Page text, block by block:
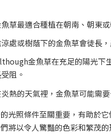
草最適合種植在朝南、朝東
處或樹蔭下的金魚草會徒長
金魚草在充足的陽光下
阻。
熱的天氣裡，金魚草可能需
光照條件至關重要，有助於
將以令人驚豔的色彩和繁茂的